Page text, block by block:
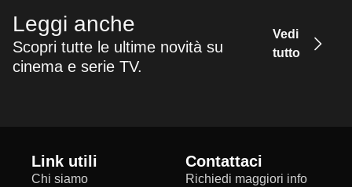
Leggi anche
Scopri tutte le ultime novità su
cinema e serie TV.
Vedi
tutto
Link utili
Chi siamo
Contattaci
Richiedi maggiori info